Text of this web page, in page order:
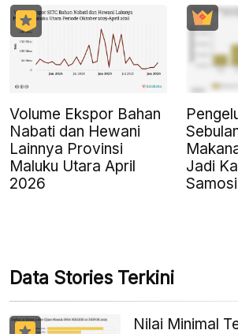
Volume Ekspor Bahan
Nabati dan Hewani
Lainnya Provinsi
Maluku Utara April
2026
Jadi
Data Stories Terkini
Nilai Minimal